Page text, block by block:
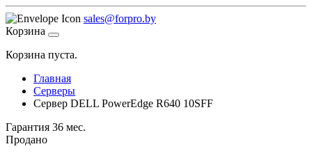
sales@forpro.by
Корзина
Корзина пуста.
Главная
Серверы
Сервер DELL PowerEdge R640 10SFF
Гарантия 36 мес.
Продано